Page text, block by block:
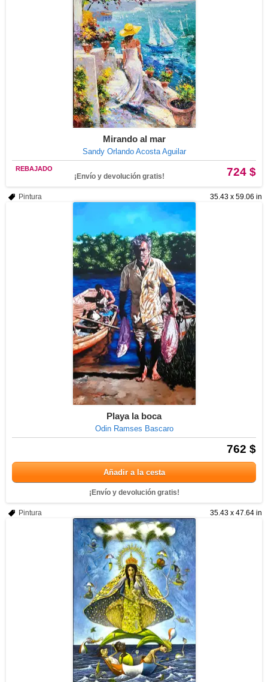
Mirando al mar
Sandy Orlando Acosta Aguilar
724 $
REBAJADO
¡Envío y devolución gratis!
35.43 x 59.06 in
Pintura
Playa la boca
Odin Ramses Bascaro
762 $
Añadir a la cesta
¡Envío y devolución gratis!
35.43 x 47.64 in
Pintura